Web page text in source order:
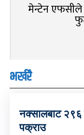
मेन्टेन एफसीले
भर्खरै
नक्सालबाट २९६
पक्राउ